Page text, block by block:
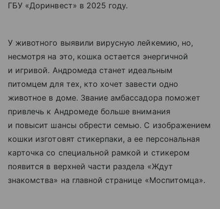
ГБУ «Доринвест» в 2025 году.
У животного выявили вирусную лейкемию, но,
несмотря на это, кошка остается энергичной
и игривой. Андромеда станет идеальным
питомцем для тех, кто хочет завести одно
животное в доме. Звание амбассадора поможет
привлечь к Андромеде больше внимания
и повысит шансы обрести семью. С изображением
кошки изготовят стикерпаки, а ее персональная
карточка со специальной рамкой и стикером
появится в верхней части раздела «Ждут
знакомства» на главной странице «Моспитомца».